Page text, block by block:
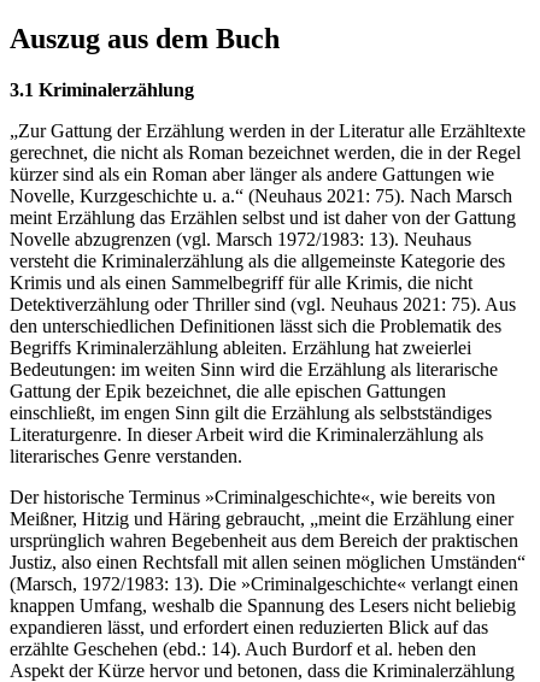
Auszug aus dem Buch
3.1 Kriminalerzählung
„Zur Gattung der Erzählung werden in der Literatur alle Erzähltexte
gerechnet, die nicht als Roman bezeichnet werden, die in der Regel
kürzer sind als ein Roman aber länger als andere Gattungen wie
Novelle, Kurzgeschichte u. a.“ (Neuhaus 2021: 75). Nach Marsch
meint Erzählung das Erzählen selbst und ist daher von der Gattung
Novelle abzugrenzen (vgl. Marsch 1972/1983: 13). Neuhaus
versteht die Kriminalerzählung als die allgemeinstе Kategorie des
Krimis und als einen Sammelbegriff für alle Krimis, die nicht
Detektiverzählung oder Thriller sind (vgl. Neuhaus 2021: 75). Aus
den unterschiedlichen Definitionen lässt sich die Problematik des
Begriffs Kriminalerzählung ableiten. Erzählung hat zweierlei
Bedeutungen: im weiten Sinn wird die Erzählung als literarische
Gattung der Epik bezeichnet, die alle epischen Gattungen
einschließt, im engen Sinn gilt die Erzählung als selbstständiges
Literaturgenre. In dieser Arbeit wird die Kriminalerzählung als
literarisches Genre verstanden.
Der historische Terminus »Criminalgeschichte«, wie bereits von
Meißner, Hitzig und Häring gebraucht, „meint die Erzählung einer
ursprünglich wahren Begebenheit aus dem Bereich der praktischen
Justiz, also einen Rechtsfall mit allen seinen möglichen Umständen“
(Marsch, 1972/1983: 13). Die »Criminalgeschichte« verlangt einen
knappen Umfang, weshalb die Spannung des Lesers nicht beliebig
expandieren lässt, und erfordert einen reduzierten Blick auf das
erzählte Geschehen (ebd.: 14). Auch Burdorf et al. heben den
Aspekt der Kürze hervor und betonen, dass die Kriminalerzählung